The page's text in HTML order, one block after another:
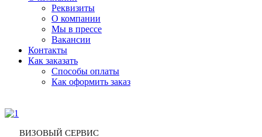
Реквизиты
О компании
Мы в прессе
Вакансии
Контакты
Как заказать
Способы оплаты
Как оформить заказ
ВИЗОВЫЙ СЕРВИС